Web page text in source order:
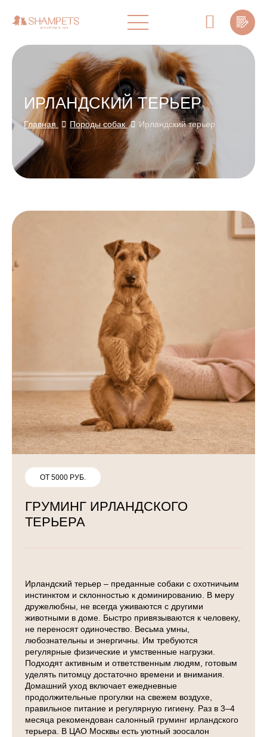
ИРЛАНДСКИЙ ТЕРЬЕР
Главная Породы собак Ирландский терьер
ОТ 5000 РУБ.
ГРУМИНГ ИРЛАНДСКОГО
ТЕРЬЕРА
Ирландский терьер – преданные собаки с охотничьим
инстинктом и склонностью к доминированию. В меру
дружелюбны, не всегда уживаются с другими
животными в доме. Быстро привязываются к человеку,
не переносят одиночество. Весьма умны,
любознательны и энергичны. Им требуются
регулярные физические и умственные нагрузки.
Подходят активным и ответственным людям, готовым
уделять питомцу достаточно времени и внимания.
Домашний уход включает ежедневные
продолжительные прогулки на свежем воздухе,
правильное питание и регулярную гигиену. Раз в 3–4
месяца рекомендован салонный груминг ирландского
терьера. В ЦАО Москвы есть уютный зоосалон